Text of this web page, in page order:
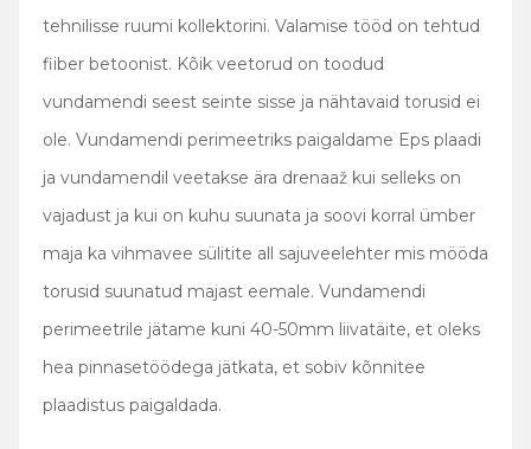
tehnilisse ruumi kollektorini. Valamise tööd on tehtud
fiiber betoonist. Kõik veetorud on toodud
vundamendi seest seinte sisse ja nähtavaid torusid ei
ole. Vundamendi perimeetriks paigaldame Eps plaadi
ja vundamendil veetakse ära drenaaž kui selleks on
vajadust ja kui on kuhu suunata ja soovi korral ümber
maja ka vihmavee sülitite all sajuveelehter mis mööda
torusid suunatud majast eemale. Vundamendi
perimeetrile jätame kuni 40-50mm liivatäite, et oleks
hea pinnasetöödega jätkata, et sobiv kõnnitee
plaadistus paigaldada.